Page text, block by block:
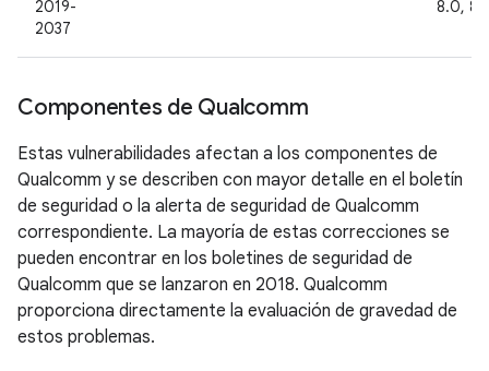
2019-
2037
8.0,
Componentes de Qualcomm
Estas vulnerabilidades afectan a los componentes de
Qualcomm y se describen con mayor detalle en el boletín
de seguridad o la alerta de seguridad de Qualcomm
correspondiente. La mayoría de estas correcciones se
pueden encontrar en los boletines de seguridad de
Qualcomm que se lanzaron en 2018. Qualcomm
proporciona directamente la evaluación de gravedad de
estos problemas.